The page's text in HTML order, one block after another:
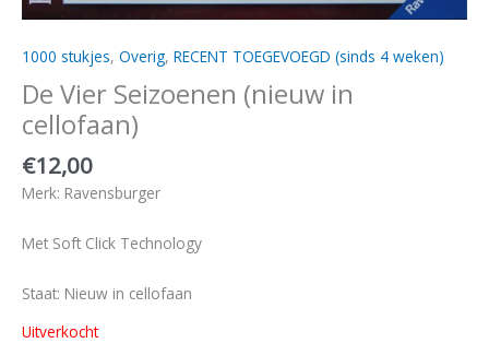
1000 stukjes, Overig, RECENT TOEGEVOEGD (sinds 4 weken)
De Vier Seizoenen (nieuw in
cellofaan)
€12,00
Merk: Ravensburger
Met Soft Click Technology
Staat: Nieuw in cellofaan
Uitverkocht